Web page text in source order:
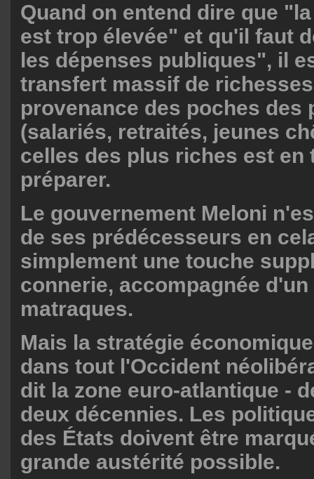
Quand on entend dire que
est trop élevée" et qu'il faut
les dépenses publiques", il
transfert massif de
provenance des poches des
(salariés, retraités, jeunes
celles des plus riches est en
préparer.
Le gouvernement Meloni
de ses prédécesseurs en
simplement une touche
connerie, accompagnée
matraques.
Mais la stratégie
dans tout l'Occident
dit la zone euro-atlantique -
deux décennies. Les
des États doivent être
grande austérité possible.